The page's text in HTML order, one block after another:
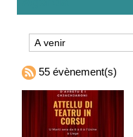
55 évènement(s)